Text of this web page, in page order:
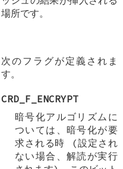
場所です。
次のフラグが定義されま
す。
CRD_F_ENCRYPT
暗号化アルゴリズムに
ついては、暗号化が要
求される時 (設定され
ない場合、解読が実行